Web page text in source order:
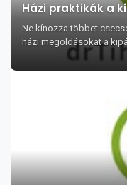
Házi praktikák a
Ne kínozza többet
házi megoldásokat a